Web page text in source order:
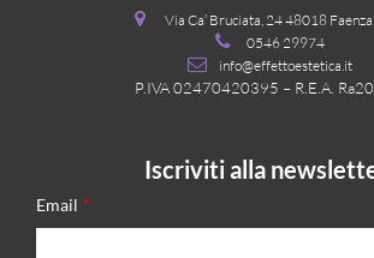
Via Ca’ Bruciata, 24 48018
0546 29974
info@effettoestetica.it
P.IVA 02470420395 – R.E.A.
Iscriviti alla
Email *